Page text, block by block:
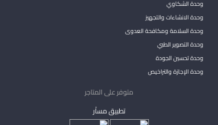
وحدة الشكاوي
وحدة الانشاءات والتجهيز
وحدة السلامة ومكافحة العدوى
وحدة التصوير الطبي
وحدة تحسين الجودة
وحدة الإجازة والتراخيص
متوفر على المتاجر
تطبيق مساْر